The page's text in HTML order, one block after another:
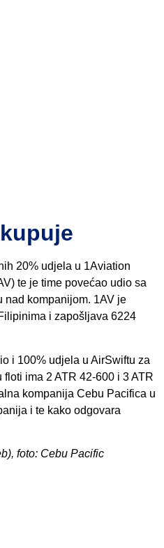
20% udjela u 1Aviation
te je time povećao udio sa
nad kompanijom. 1AV je
i zapošljava 6224
i 100% udjela u AirSwiftu za
ima 2 ATR 42-600 i 3 ATR
kompanija Cebu Pacifica u
i te kako odgovara
foto: Cebu Pacific